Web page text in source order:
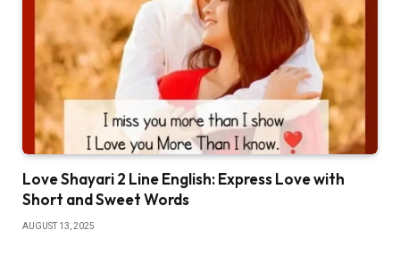
Love Shayari 2 Line English: Express Love with
Short and Sweet Words
AUGUST 13, 2025